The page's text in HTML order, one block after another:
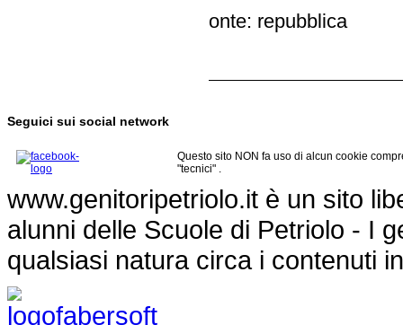
onte: repubblica
Seguici sui social network
Questo sito NON fa uso di alcun cookie
"tecnici" .
www.genitoripetriolo.it è un sito
alunni delle Scuole di Petriolo - I
qualsiasi natura circa i contenuti